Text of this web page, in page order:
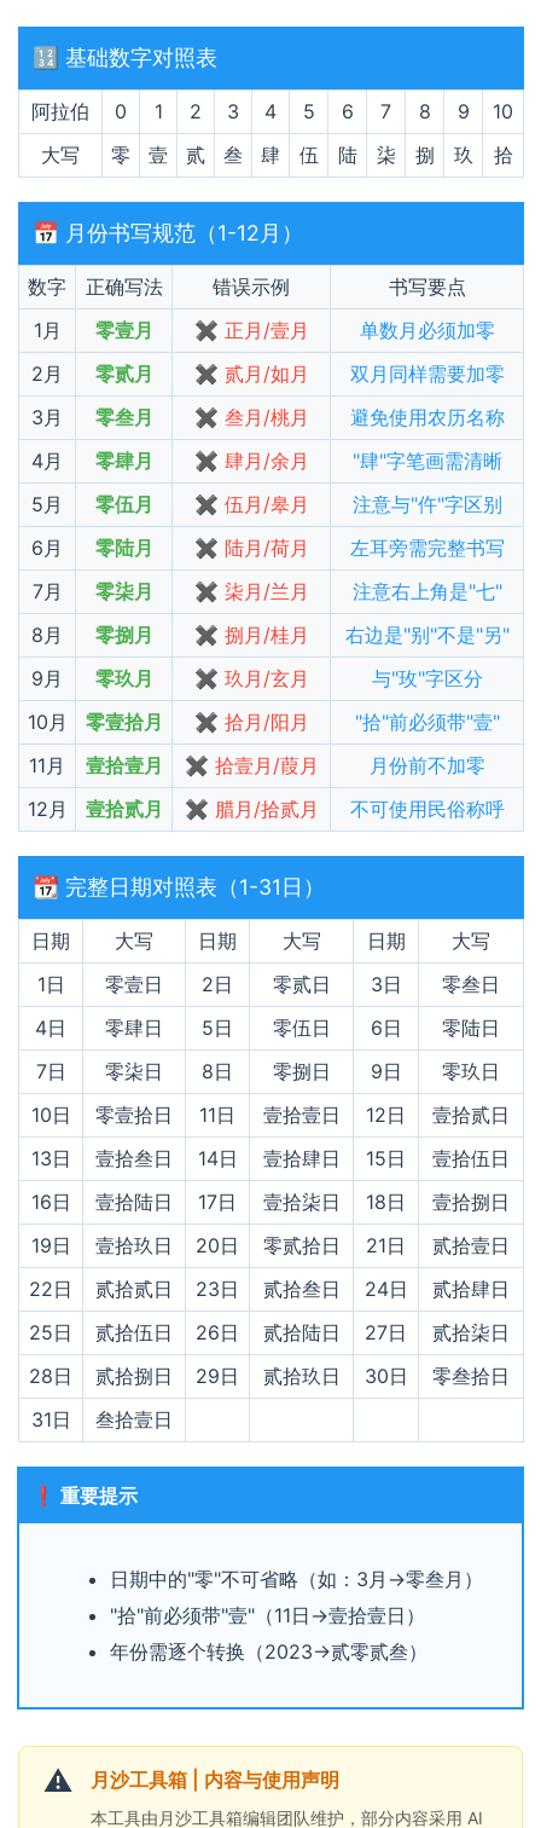
🔢 基础数字对照表
阿拉伯 0 1 2 3 4 5 6 7 8 9
10
大写
零 壹 贰 叁 肆 伍 陆 柒 捌 玖 拾
📅 月份书写规范（1-12月）
数字 正确写法 错误示例
书写要点
1月
零壹月 ✖ 正月/壹月
单数月必须加零
2月
零贰月 ✖ 贰月/如月
双月同样需要加零
3月
零叁月 ✖ 叁月/桃月
避免使用农历名称
4月
零肆月 ✖ 肆月/余月
"肆"字笔画需清晰
5月
零伍月 ✖ 伍月/皋月
注意与"仵"字区别
6月
零陆月 ✖ 陆月/荷月
左耳旁需完整书写
7月
零柒月 ✖ 柒月/兰月
注意右上角是"七"
8月
零捌月 ✖ 捌月/桂月
右边是"别"不是"另"
9月
零玖月 ✖ 玖月/玄月
与"玫"字区分
10月
零壹拾月 ✖ 拾月/阳月
"拾"前必须带"壹"
11月
壹拾壹月 ✖ 拾壹月/葭月
月份前不加零
12月
壹拾贰月 ✖ 腊月/拾贰月 不可使用民俗称呼
📆 完整日期对照表（1-31日）
日期 大写 日期 大写 日期
大写
1日
零壹日 2日 零贰日 3日
零叁日
4日
零肆日 5日 零伍日 6日
零陆日
7日
零柒日 8日 零捌日 9日
零玖日
10日
零壹拾日 11日 壹拾壹日 12日
壹拾贰日
13日
壹拾叁日 14日 壹拾肆日 15日
壹拾伍日
16日
壹拾陆日 17日 壹拾柒日 18日
壹拾捌日
19日
壹拾玖日 20日 零贰拾日 21日
贰拾壹日
22日
贰拾贰日 23日 贰拾叁日 24日
贰拾肆日
25日
贰拾伍日 26日 贰拾陆日 27日
贰拾柒日
28日
贰拾捌日 29日 贰拾玖日 30日
零叁拾日
31日
叁拾壹日
❗ 重要提示
日期中的"零"不可省略（如：3月→零叁月）
"拾"前必须带"壹"（11日→壹拾壹日）
年份需逐个转换（2023→贰零贰叁）
⚠️ 月沙工具箱 | 内容与使用声明
本工具由月沙工具箱编辑团队维护，部分内容采用 AI